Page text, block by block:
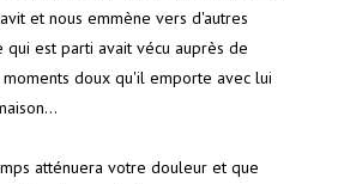
et nous emmène vers d'autres
qui est parti avait vécu auprès de
doux qu'il emporte avec lui
atténuera votre douleur et que